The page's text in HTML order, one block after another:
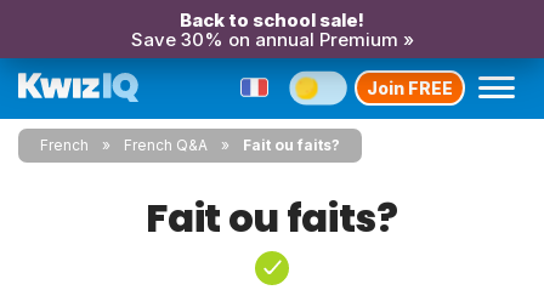
Back to school sale!
Save 30% on annual Premium »
Join FREE
French French Q&A Fait ou faits?
Fait ou faits?